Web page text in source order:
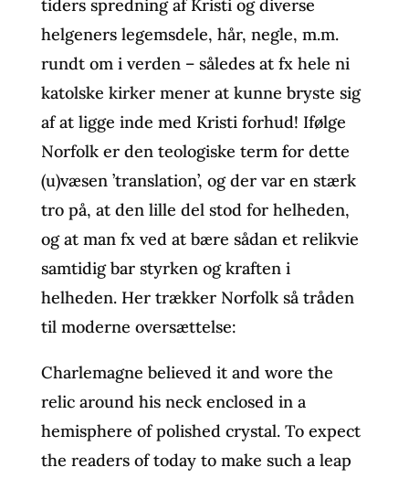
tiders spredning af Kristi og diverse
helgeners legemsdele, hår, negle, m.m.
rundt om i verden – således at fx hele ni
katolske kirker mener at kunne bryste sig
af at ligge inde med Kristi forhud! Ifølge
Norfolk er den teologiske term for dette
(u)væsen ’translation’, og der var en stærk
tro på, at den lille del stod for helheden,
og at man fx ved at bære sådan et relikvie
samtidig bar styrken og kraften i
helheden. Her trækker Norfolk så tråden
til moderne oversættelse:
Charlemagne believed it and wore the
relic around his neck enclosed in a
hemisphere of polished crystal. To expect
the readers of today to make such a leap